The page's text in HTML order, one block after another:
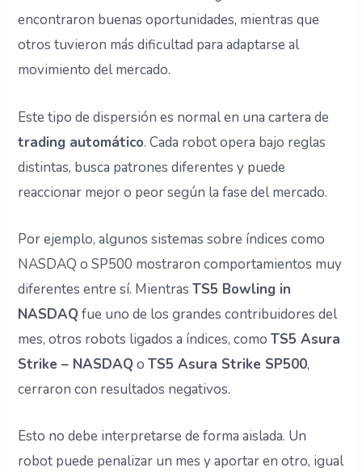
encontraron buenas oportunidades, mientras que
otros tuvieron más dificultad para adaptarse al
movimiento del mercado.
Este tipo de dispersión es normal en una cartera de
trading automático. Cada robot opera bajo reglas
distintas, busca patrones diferentes y puede
reaccionar mejor o peor según la fase del mercado.
Por ejemplo, algunos sistemas sobre índices como
NASDAQ o SP500 mostraron comportamientos muy
diferentes entre sí. MientrasTS5 Bowling in
NASDAQ fue uno de los grandes contribuidores del
mes, otros robots ligados a índices, comoTS5 Asura
Strike – NASDAQ oTS5 Asura Strike SP500,
cerraron con resultados negativos.
Esto no debe interpretarse de forma aislada. Un
robot puede penalizar un mes y aportar en otro, igual